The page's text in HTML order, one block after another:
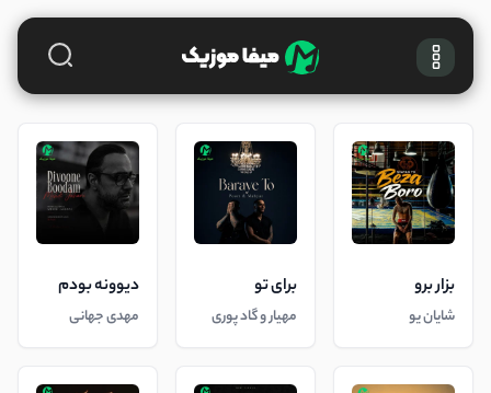
بزار برو
شایان یو
برای تو
مهیار و گاد پوری
دیوونه بودم
مهدی جهانی